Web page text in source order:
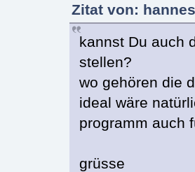
Zitat von:
kannst Du auch
stellen?
wo gehören die
ideal wäre
programm auch
grüsse